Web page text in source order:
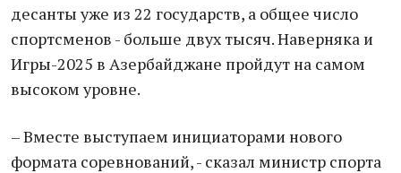
десанты уже из 22 государств, а общее число
спортсменов - больше двух тысяч. Наверняка и
Игры-2025 в Азербайджане пройдут на самом
высоком уровне.
– Вместе выступаем инициаторами нового
формата соревнований, - сказал министр спорта